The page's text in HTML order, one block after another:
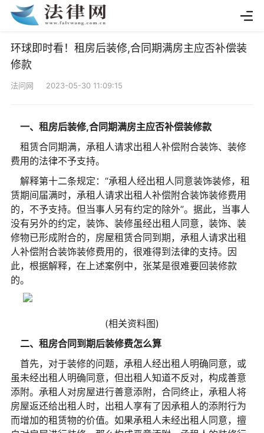
环球即时看！租房后装修,合同期满房主应否补偿装
修款
法问网 2023-05-30 11:09:15
一、租房后装修,合同期满房主应否补偿装修款
租赁合同期满，承租人请求出租人补偿附合装饰、装修
费用的法律不予支持。
解释第十二条规定：“承租人经出租人同意装饰装修，租
赁期间届满时，承租人请求出租人补偿附合装饰装修费用
的，不予支持。但当事人另有约定的除外”。据此，当事人
没有另外的约定，装饰、装修虽经出租人同意，装饰、装
修物已形成附合的，房屋租赁合同到期，承租人请求出租
人补偿附合装饰装修费用的，很难得到法律的支持。因
此，根据解释，在上述案例中，张某是很难要回装修款
的。
(相关资料图)
二、租房合同到期后装修费怎么算
首先，对于装修的问题，承租人经出租人明确同意，或
虽未经出租人明确同意，但出租人知道不反对，构成善意
添附。承租人对房屋进行善意添附，合同终止，承租人将
房屋返还给出租人时，出租人享有了因承租人的添附行为
而增加的租赁物的价值。如果承租人未经出租人同意，擅